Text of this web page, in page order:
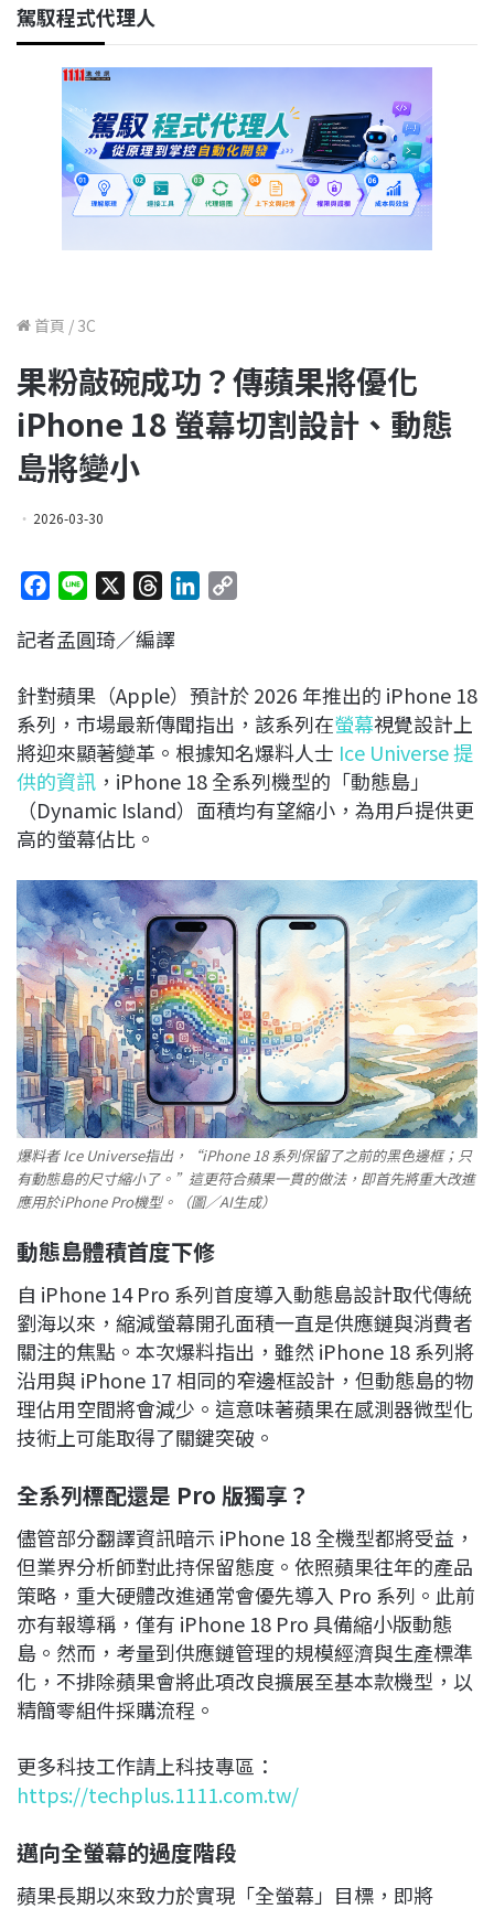
駕馭程式代理人